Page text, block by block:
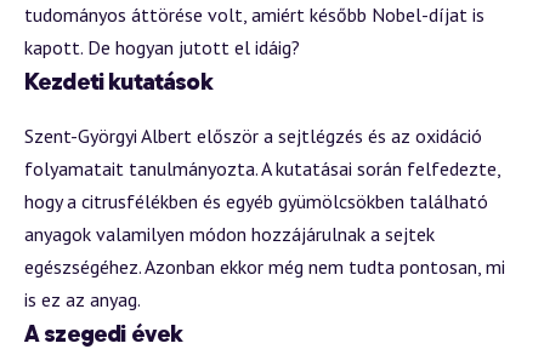
tudományos áttörése volt, amiért később Nobel-díjat is
kapott. De hogyan jutott el idáig?
Kezdeti kutatások
Szent-Györgyi Albert először a sejtlégzés és az oxidáció
folyamatait tanulmányozta. A kutatásai során felfedezte,
hogy a citrusfélékben és egyéb gyümölcsökben található
anyagok valamilyen módon hozzájárulnak a sejtek
egészségéhez. Azonban ekkor még nem tudta pontosan, mi
is ez az anyag.
A szegedi évek